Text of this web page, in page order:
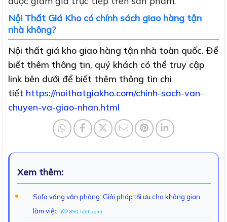
Nội Thất Giá Kho có chính sách giao hàng tận
nhà không?
Nội thất giá kho giao hàng tận nhà toàn quốc. Để
biết thêm thông tin, quý khách có thể truy cập
link bên dưới để biết thêm thông tin chi
tiết https://noithatgiakho.com/chinh-sach-van-
chuyen-va-giao-nhan.html
Xem thêm:
Sofa văng văn phòng: Giải pháp tối ưu cho không gian
làm việc
( 890 lượt xem)